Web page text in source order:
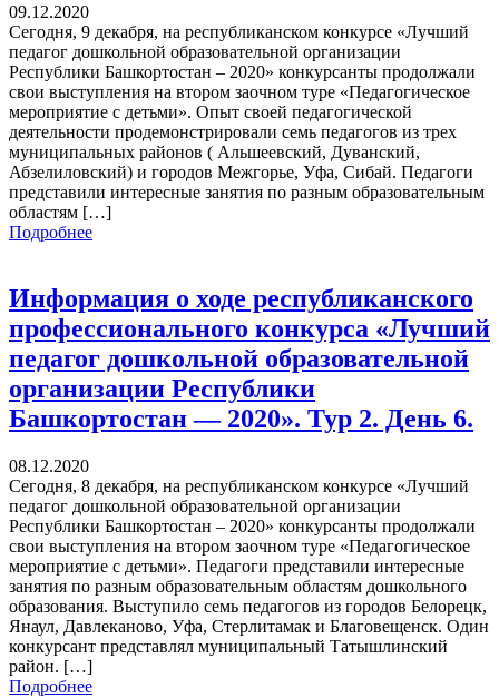
09.12.2020
Сегодня, 9 декабря, на республиканском конкурсе «Лучший
педагог дошкольной образовательной организации
Республики Башкортостан – 2020» конкурсанты продолжали
свои выступления на втором заочном туре «Педагогическое
мероприятие с детьми». Опыт своей педагогической
деятельности продемонстрировали семь педагогов из трех
муниципальных районов ( Альшеевский, Дуванский,
Абзелиловский) и городов Межгорье, Уфа, Сибай. Педагоги
представили интересные занятия по разным образовательным
областям […]
Подробнее
Информация о ходе республиканского
профессионального конкурса «Лучший
педагог дошкольной образовательной
организации Республики
Башкортостан — 2020». Тур 2. День 6.
08.12.2020
Сегодня, 8 декабря, на республиканском конкурсе «Лучший
педагог дошкольной образовательной организации
Республики Башкортостан – 2020» конкурсанты продолжали
свои выступления на втором заочном туре «Педагогическое
мероприятие с детьми». Педагоги представили интересные
занятия по разным образовательным областям дошкольного
образования. Выступило семь педагогов из городов Белорецк,
Янаул, Давлеканово, Уфа, Стерлитамак и Благовещенск. Один
конкурсант представлял муниципальный Татышлинский
район. […]
Подробнее